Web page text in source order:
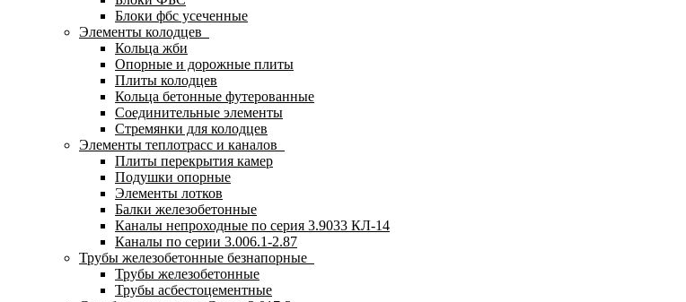
Блоки фбс усеченные
Элементы колодцев
Кольца жби
Опорные и дорожные плиты
Плиты колодцев
Кольца бетонные футерованные
Соединительные элементы
Стремянки для колодцев
Элементы теплотрасс и каналов
Плиты перекрытия камер
Подушки опорные
Элементы лотков
Балки железобетонные
Каналы непроходные по серия 3.9033 КЛ-14
Каналы по серии 3.006.1-2.87
Трубы железобетонные безнапорные
Трубы железобетонные
Трубы асбестоцементные